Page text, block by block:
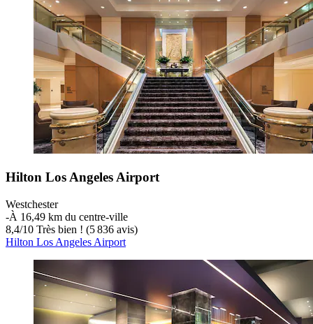
Hilton Los Angeles Airport
Westchester
‐À 16,49 km du centre-ville
8,4/10 Très bien ! (5 836 avis)
Hilton Los Angeles Airport